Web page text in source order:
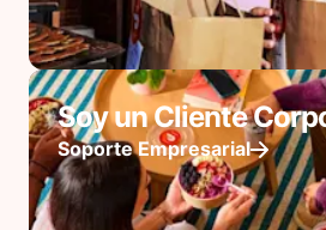
Soy un Cliente
Soporte Empresarial